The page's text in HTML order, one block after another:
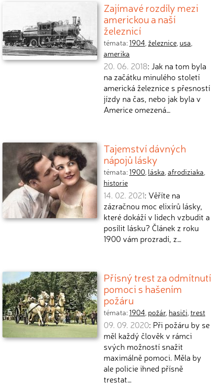
Zajímavé rozdíly mezi
americkou a naší
železnicí
témata:1904, železnice, usa,
amerika
20. 06. 2018: Jak na tom byla
na začátku minulého století
americká železnice s přesností
jízdy na čas, nebo jak byla v
Americe omezená…
Tajemství dávných
nápojů lásky
témata:1900, láska,afrodiziaka,
historie
14. 02. 2021: Věříte na
zázračnou moc elixírů lásky,
které dokáží v lidech vzbudit a
posílit lásku? Článek z roku
1900 vám prozradí, z…
Přísný trest za odmítnutí
pomoci s hašením
požáru
témata:1904, požár, hasiči,trest
09. 09. 2020: Při požáru by se
měl každý člověk v rámci
svých možností snažit
maximálně pomoci. Měla by
ale policie ihned přísně
trestat…